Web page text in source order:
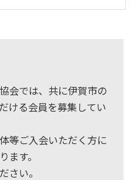
会では、共に伊賀市の
ける会員を募集してい
等ご入会いただく方に
ます。
さい。